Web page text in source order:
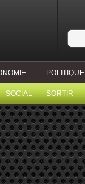
POLITIQUE
SOCIAL SORTIR